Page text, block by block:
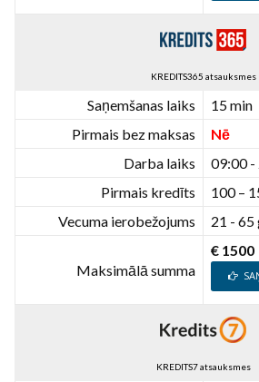
KREDITS365 atsauksmes
Saņemšanas laiks
15 min
Pirmais bez maksas
Nē
Darba laiks
09:00 -
Pirmais kredīts
100 –
Vecuma ierobežojums
21 - 65
Maksimālā summa
€ 1500
KREDITS7 atsauksmes